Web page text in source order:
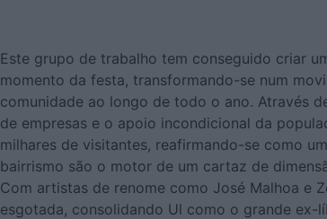
Este grupo de trabalho tem conseguido criar
momento da festa, transformando-se num
comunidade ao longo de todo o ano. Através
de empresas e o apoio incondicional da
milhares de visitantes, reafirmando-se como
bairrismo são o motor de um cartaz de
Com artistas de renome como José Malhoa e
esgotada, consolidando Ul como o grande ex-